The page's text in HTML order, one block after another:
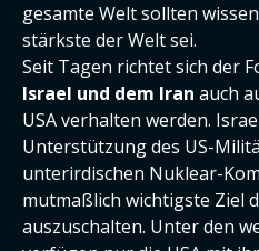
gesamte Welt sollten
stärkste der Welt sei.
Seit Tagen richtet sich der
Israel und dem Iran auch
USA verhalten werden.
Unterstützung des US-
unterirdischen Nuklear-
mutmaßlich wichtigste Ziel
auszuschalten. Unter den